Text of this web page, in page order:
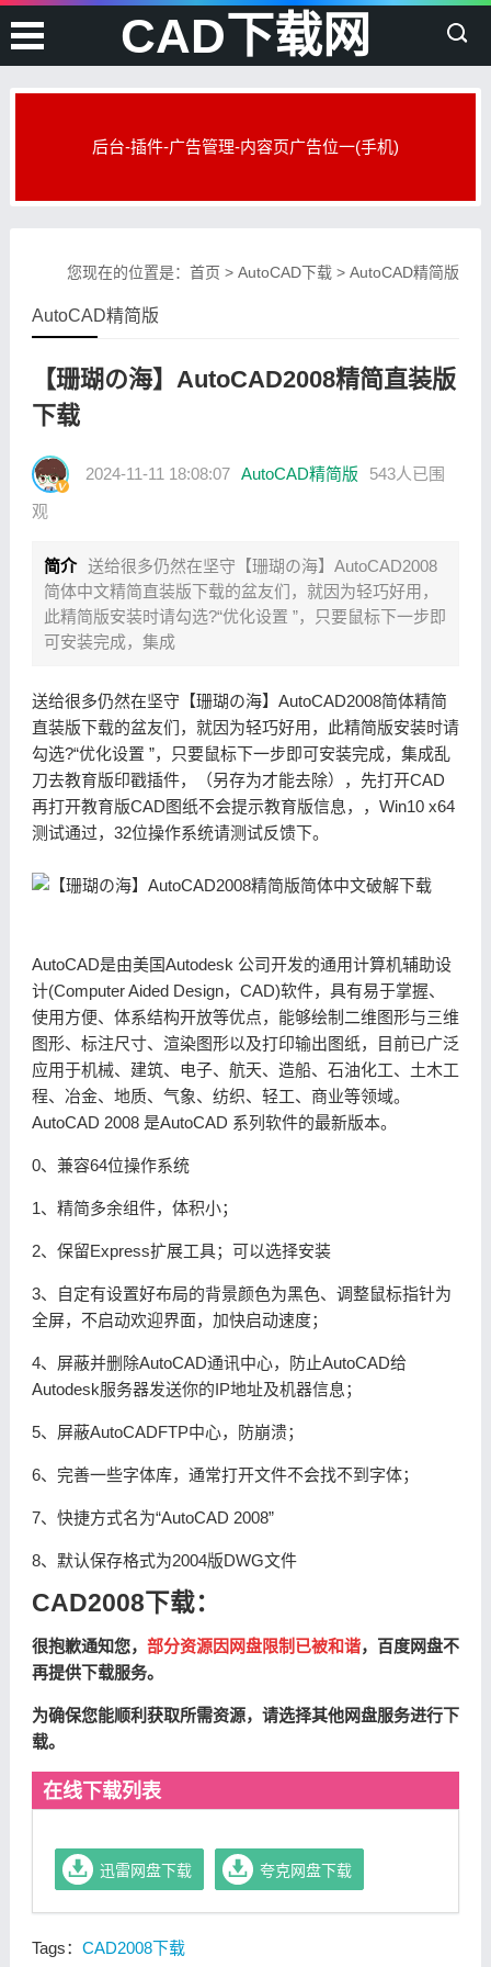
CAD下载网
后台-插件-广告管理-内容页广告位一(手机)
您现在的位置是：首页 >AutoCAD下载 >AutoCAD精简版
AutoCAD精简版
【珊瑚の海】AutoCAD2008精简直装版
下载
2024-11-11 18:08:07 AutoCAD精简版
543人已围
观
简介 送给很多仍然在坚守【珊瑚の海】AutoCAD2008
简体中文精简直装版下载的盆友们，就因为轻巧好用，
此精简版安装时请勾选?“优化设置 ”，只要鼠标下一步即
可安装完成，集成
送给很多仍然在坚守【珊瑚の海】AutoCAD2008简体精简
直装版下载的盆友们，就因为轻巧好用，此精简版安装时请
勾选?“优化设置 ”，只要鼠标下一步即可安装完成，集成乱
刀去教育版印戳插件，（另存为才能去除），先打开CAD
再打开教育版CAD图纸不会提示教育版信息，，Win10 x64
测试通过，32位操作系统请测试反馈下。
AutoCAD是由美国Autodesk 公司开发的通用计算机辅助设
计(Computer Aided Design，CAD)软件，具有易于掌握、
使用方便、体系结构开放等优点，能够绘制二维图形与三维
图形、标注尺寸、渲染图形以及打印输出图纸，目前已广泛
应用于机械、建筑、电子、航天、造船、石油化工、土木工
程、冶金、地质、气象、纺织、轻工、商业等领域。
AutoCAD 2008 是AutoCAD 系列软件的最新版本。
0、兼容64位操作系统
1、精简多余组件，体积小；
2、保留Express扩展工具；可以选择安装
3、自定有设置好布局的背景颜色为黑色、调整鼠标指针为
全屏，不启动欢迎界面，加快启动速度；
4、屏蔽并删除AutoCAD通讯中心，防止AutoCAD给
Autodesk服务器发送你的IP地址及机器信息；
5、屏蔽AutoCADFTP中心，防崩溃；
6、完善一些字体库，通常打开文件不会找不到字体；
7、快捷方式名为“AutoCAD 2008”
8、默认保存格式为2004版DWG文件
CAD2008下载：
很抱歉通知您， 部分资源因网盘限制已被和谐，百度网盘不
再提供下载服务。
为确保您能顺利获取所需资源，请选择其他网盘服务进行下
载。
在线下载列表
迅雷网盘下载 夸克网盘下载
Tags： CAD2008下载